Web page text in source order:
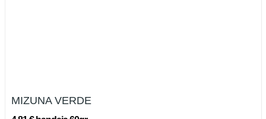
MIZUNA VERDE